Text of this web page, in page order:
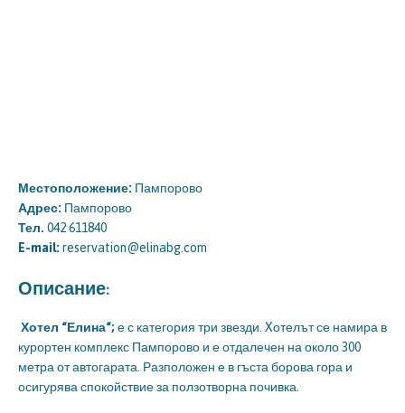
Местоположение: Пампорово
Адрес: Пампорово
Тел. 042 611840
E-mail: reservation@elinabg.com
Описание:
Хотел “Елина“; е с категория три звезди. Xотелът се намира в
курортен комплекс Пампорово и е отдалечен на около 300
метра от автогарата. Разположен е в гъста борова гора и
осигурява спокойствие за ползотворна почивка.